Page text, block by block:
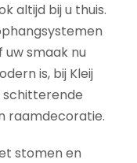
altijd bij u thuis.
smaak nu
is, bij Kleij
schitterende
raamdecoratie.
stomen en